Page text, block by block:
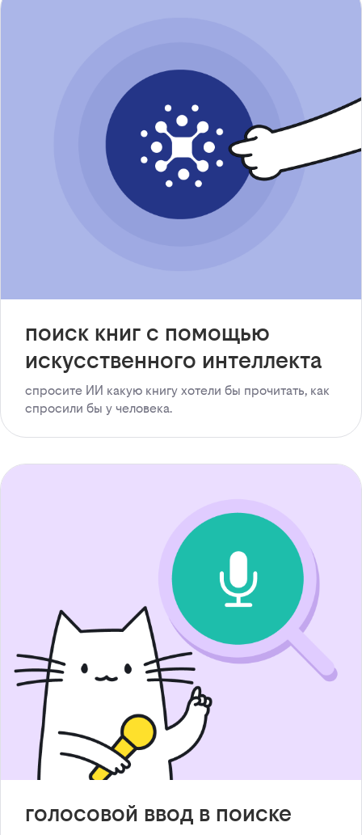
поиск книг с помощью
искусственного интеллекта
спросите ИИ какую книгу хотели бы прочитать, как
спросили бы у человека.
голосовой ввод в поиске